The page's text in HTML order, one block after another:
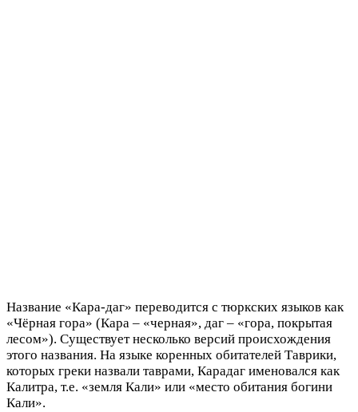
Название «Кара-даг» переводится с тюркских языков как
«Чёрная гора» (Кара – «черная», даг – «гора, покрытая
лесом»). Существует несколько версий происхождения
этого названия. На языке коренных обитателей Таврики,
которых греки назвали таврами, Карадаг именовался как
Калитра, т.е. «земля Кали» или «место обитания богини
Кали».